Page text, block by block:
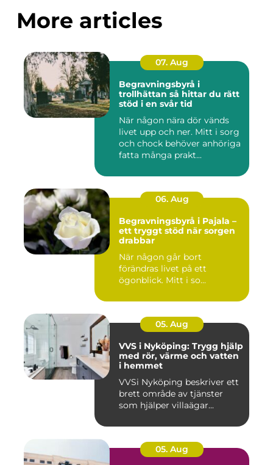
More articles
07. Aug
Begravningsbyrå i
trollhättan så hittar du rätt
stöd i en svår tid
När någon nära dör vänds
livet upp och ner. Mitt i sorg
och chock behöver anhöriga
fatta många prakt...
06. Aug
Begravningsbyrå i Pajala –
ett tryggt stöd när sorgen
drabbar
När någon går bort
förändras livet på ett
ögonblick. Mitt i so...
05. Aug
VVS i Nyköping: Trygg hjälp
med rör, värme och vatten
i hemmet
VVSi Nyköping beskriver ett
brett område av tjänster
som hjälper villaägar...
05. Aug